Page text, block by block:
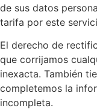
de sus datos
tarifa por este
El derecho de
que corrijamos
inexacta. También
completemos la
incompleta.